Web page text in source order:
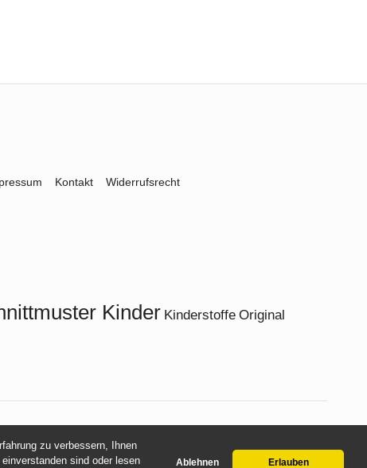
zu verbessern, Ihnen
sind oder lesen
Ablehnen Erlauben
Kontakt Widerrufsrecht
Kinder Kinderstoffe Original